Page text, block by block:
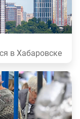
в Хабаровске